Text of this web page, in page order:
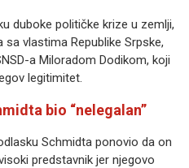
duboke političke krize u zemlji,
vlastima Republike Srpske,
a Miloradom Dodikom, koji
legitimitet.
bio “nelegalan”
Schmidta ponovio da on
predstavnik jer njegovo